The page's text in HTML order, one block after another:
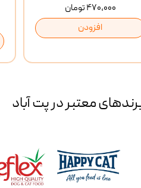
۴۷۰,۰۰۰ تومان
افزودن
معتبر در پت آباد